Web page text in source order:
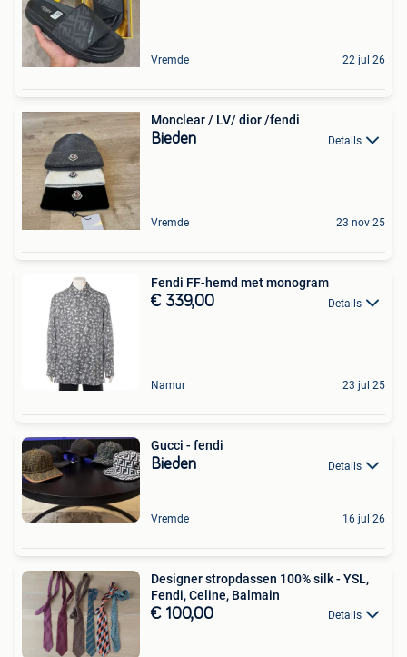
Vremde 22 jul 26
Monclear / LV/ dior /fendi
Bieden Details
Vremde 23 nov 25
Fendi FF-hemd met monogram
€ 339,00 Details
Namur 23 jul 25
Gucci - fendi
Bieden Details
Vremde 16 jul 26
Designer stropdassen 100% silk - YSL,
Fendi, Celine, Balmain
€ 100,00 Details